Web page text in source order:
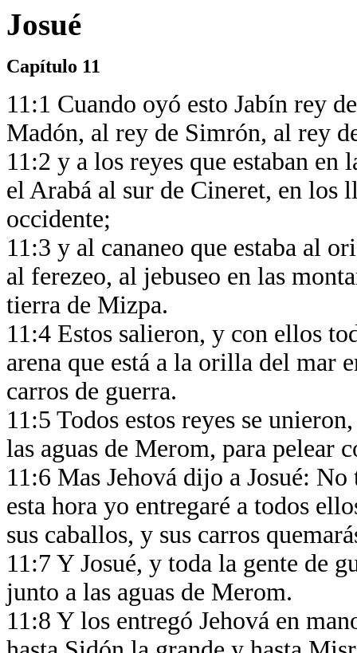
Josué
Capítulo 11
11:1 Cuando oyó esto Jabín rey
Madón, al rey de Simrón, al rey
11:2 y a los reyes que estaban
el Arabá al sur de Cineret, en los
occidente;
11:3 y al cananeo que estaba al
al ferezeo, al jebuseo en las
tierra de Mizpa.
11:4 Estos salieron, y con ellos
arena que está a la orilla del mar
carros de guerra.
11:5 Todos estos reyes se
las aguas de Merom, para pelear
11:6 Mas Jehová dijo a Josué:
esta hora yo entregaré a todos
sus caballos, y sus carros
11:7 Y Josué, y toda la gente de
junto a las aguas de Merom.
11:8 Y los entregó Jehová en